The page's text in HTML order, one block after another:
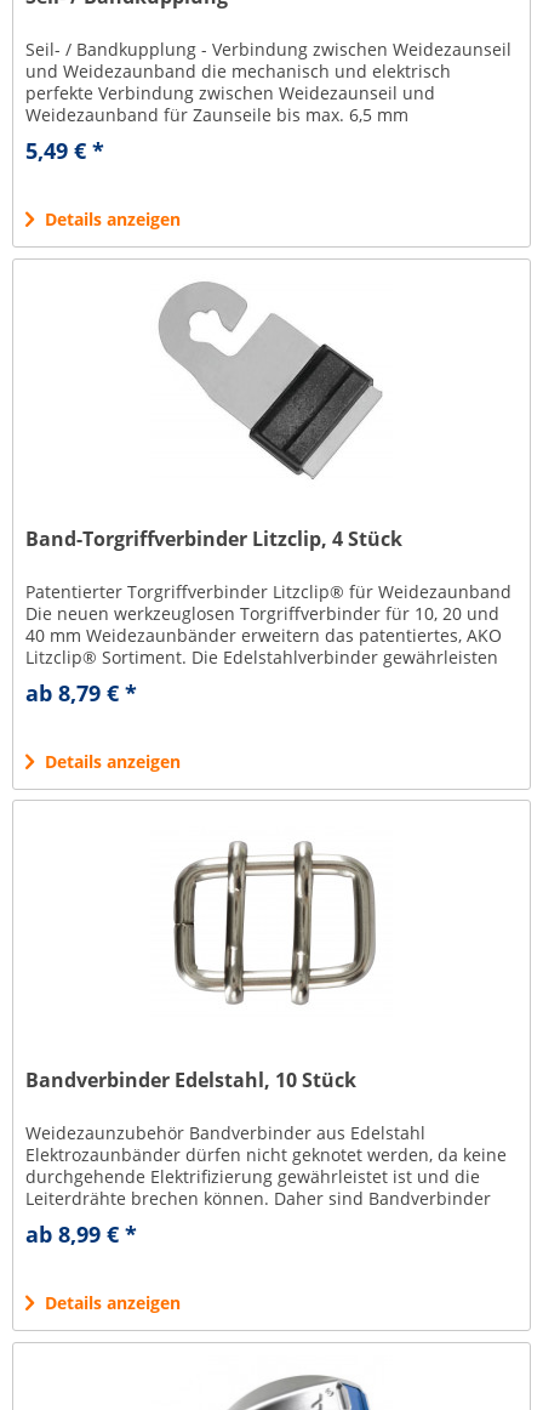
Seil- / Bandkupplung - Verbindung zwischen Weidezaunseil
und Weidezaunband die mechanisch und elektrisch
perfekte Verbindung zwischen Weidezaunseil und
Weidezaunband für Zaunseile bis max. 6,5 mm
Durchmesser für Weidezaunbänder bis max....
5,49 € *
Details anzeigen
Band-Torgriffverbinder Litzclip, 4 Stück
Patentierter Torgriffverbinder Litzclip® für Weidezaunband
Die neuen werkzeuglosen Torgriffverbinder für 10, 20 und
40 mm Weidezaunbänder erweitern das patentiertes, AKO
Litzclip® Sortiment. Die Edelstahlverbinder gewährleisten
ab 8,79 € *
Details anzeigen
Bandverbinder Edelstahl, 10 Stück
Weidezaunzubehör Bandverbinder aus Edelstahl
Elektrozaunbänder dürfen nicht geknotet werden, da keine
durchgehende Elektrifizierung gewährleistet ist und die
Leiterdrähte brechen können. Daher sind Bandverbinder
unverzichtbar....
ab 8,99 € *
Details anzeigen